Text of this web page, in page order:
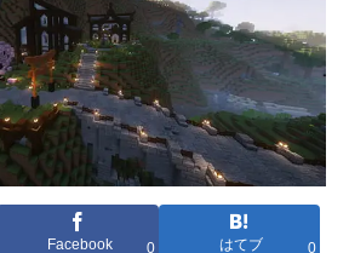
Facebook 0 はてブ 0